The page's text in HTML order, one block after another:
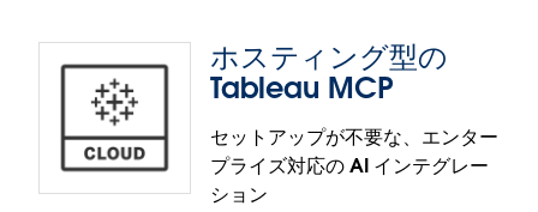
Data Transform Builder is available in Beta in
Tableau Next.
Tableau Next: Data Monitor
Track the health, execution history, and freshness
of all your data assets in a single, centralized
location. Ensure your analysis remains trusted by
ホスティング型の
Tableau MCP
セットアップが不要な、エンター
プライズ対応の AI インテグレー
ション